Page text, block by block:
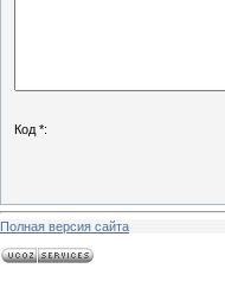
Код *:
Полная версия сайта